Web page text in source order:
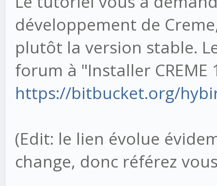
développement de
plutôt la version stable.
forum à "Installer CREME
https://bitbucket.org/
(Edit: le lien évolue
change, donc référez